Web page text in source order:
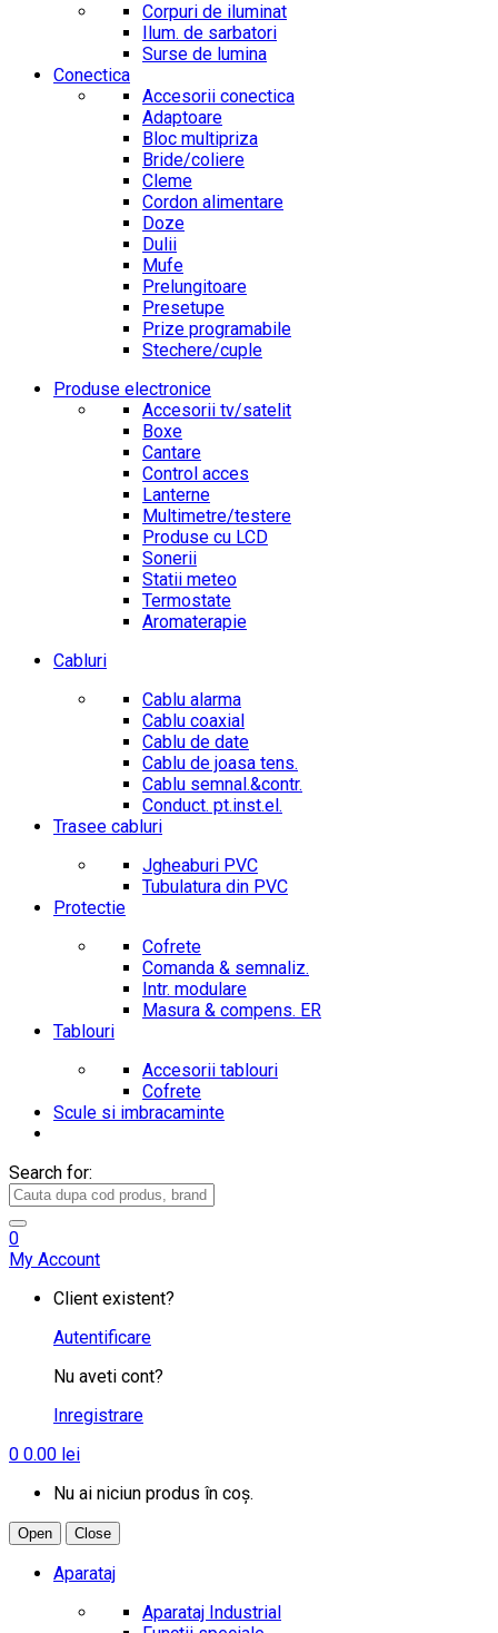
Corpuri de iluminat
Ilum. de sarbatori
Surse de lumina
Conectica
Accesorii conectica
Adaptoare
Bloc multipriza
Bride/coliere
Cleme
Cordon alimentare
Doze
Dulii
Mufe
Prelungitoare
Presetupe
Prize programabile
Stechere/cuple
Produse electronice
Accesorii tv/satelit
Boxe
Cantare
Control acces
Lanterne
Multimetre/testere
Produse cu LCD
Sonerii
Statii meteo
Termostate
Aromaterapie
Cabluri
Cablu alarma
Cablu coaxial
Cablu de date
Cablu de joasa tens.
Cablu semnal.&contr.
Conduct. pt.inst.el.
Trasee cabluri
Jgheaburi PVC
Tubulatura din PVC
Protectie
Cofrete
Comanda & semnaliz.
Intr. modulare
Masura & compens. ER
Tablouri
Accesorii tablouri
Cofrete
Scule si imbracaminte
Search for:
0
My Account
Client existent?
Autentificare
Nu aveti cont?
Inregistrare
0 0.00 lei
Nu ai niciun produs în coș.
Open Close
Aparataj
Aparataj Industrial